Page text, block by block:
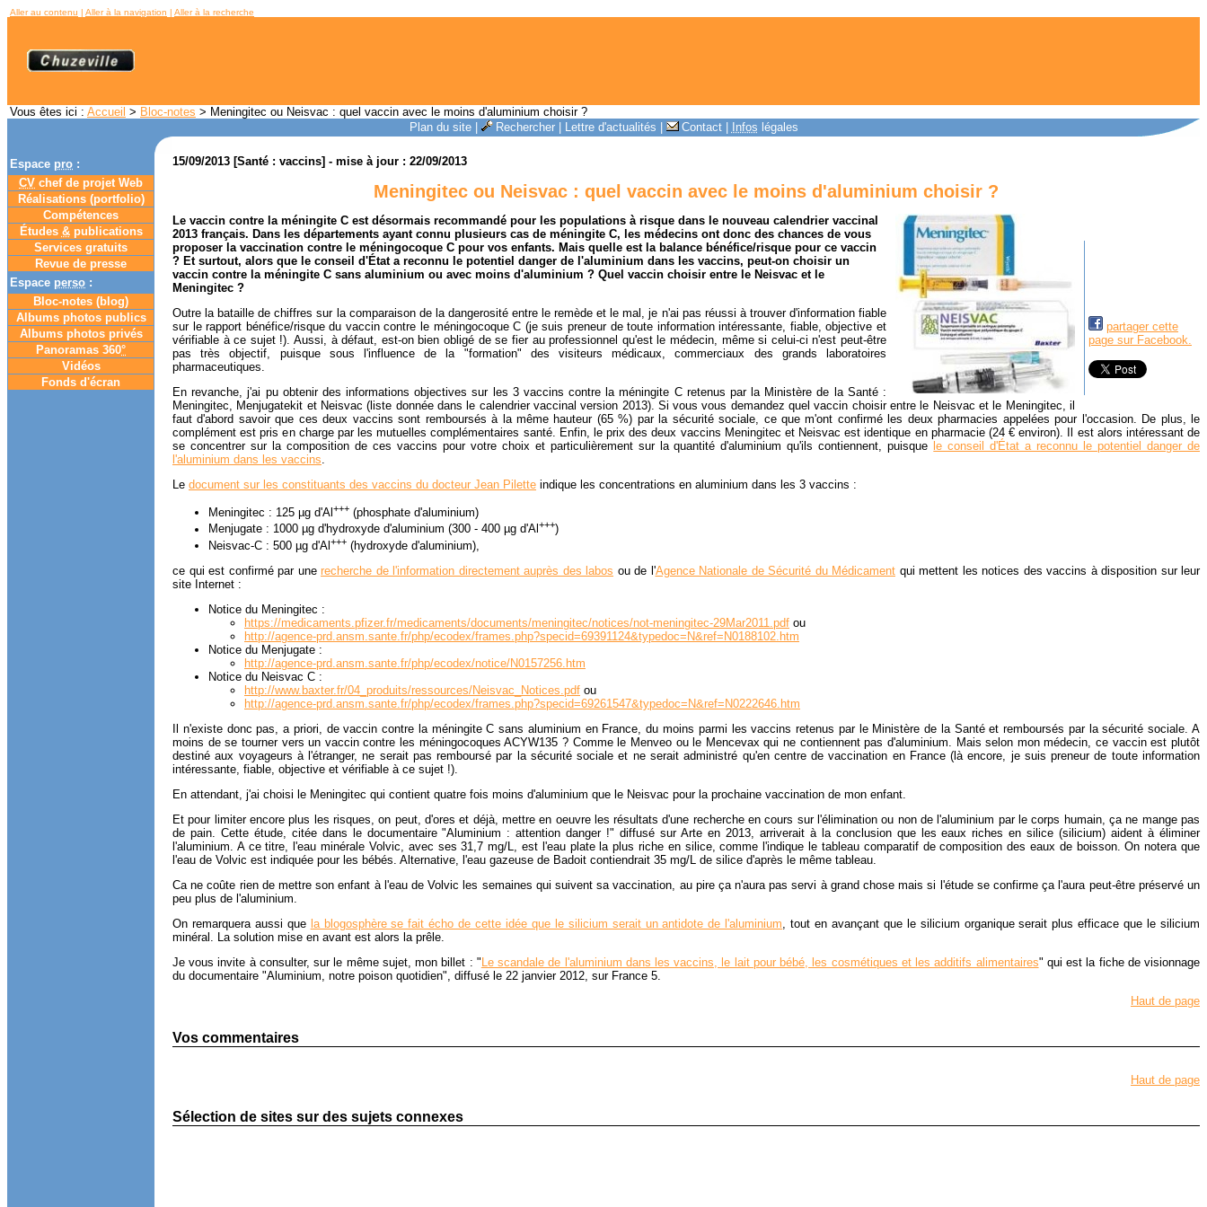
Aller au contenu | Aller à la navigation | Aller à la recherche
Vous êtes ici : Accueil > Bloc-notes > Meningitec ou Neisvac : quel vaccin avec le moins d'aluminium choisir ?
Plan du site| Rechercher| Lettre d'actualités Contact| Infos légales
Espace pro :
CV chef de projet Web
Réalisations (portfolio)
Compétences
Études &publications
Services gratuits
Revue de presse
Espace perso :
Bloc-notes (blog)
Albums photos publics
Albums photos privés
Panoramas 360°
Vidéos
Fonds d'écran
15/09/2013 [Santé : vaccins] - mise à jour : 22/09/2013
Meningitec ou Neisvac : quel vaccin avec le moins d'aluminium choisir ?
partager cette
page sur Facebook.
Le vaccin contre la méningite C est désormais recommandé pour les populations à risque dans le nouveau calendrier vaccinal
2013 français. Dans les départements ayant connu plusieurs cas de méningite C, les médecins ont donc des chances de vous
proposer la vaccination contre le méningocoque C pour vos enfants. Mais quelle est la balance bénéfice/risque pour ce vaccin
? Et surtout, alors que le conseil d'État a reconnu le potentiel danger de l'aluminium dans les vaccins, peut-on choisir un
vaccin contre la méningite C sans aluminium ou avec moins d'aluminium ? Quel vaccin choisir entre le Neisvac et le
Meningitec ?
Outre la bataille de chiffres sur la comparaison de la dangerosité entre le remède et le mal, je n'ai pas réussi à trouver d'information fiable
sur le rapport bénéfice/risque du vaccin contre le méningocoque C (je suis preneur de toute information intéressante, fiable, objective et
vérifiable à ce sujet !). Aussi, à défaut, est-on bien obligé de se fier au professionnel qu'est le médecin, même si celui-ci n'est peut-être
pas très objectif, puisque sous l'influence de la "formation" des visiteurs médicaux, commerciaux des grands laboratoires
pharmaceutiques.
En revanche, j'ai pu obtenir des informations objectives sur les 3 vaccins contre la méningite C retenus par la Ministère de la Santé :
Meningitec, Menjugatekit et Neisvac (liste donnée dans le calendrier vaccinal version 2013). Si vous vous demandez quel vaccin choisir entre le Neisvac et le Meningitec, il
faut d'abord savoir que ces deux vaccins sont remboursés à la même hauteur (65 %) par la sécurité sociale, ce que m'ont confirmé les deux pharmacies appelées pour l'occasion. De plus, le
complément est pris en charge par les mutuelles complémentaires santé. Enfin, le prix des deux vaccins Meningitec et Neisvac est identique en pharmacie (24 € environ). Il est alors intéressant de
se concentrer sur la composition de ces vaccins pour votre choix et particulièrement sur la quantité d'aluminium qu'ils contiennent, puisque le conseil d'État a reconnu le potentiel danger de
l'aluminium dans les vaccins.
Le document sur les constituants des vaccins du docteur Jean Pilette indique les concentrations en aluminium dans les 3 vaccins :
Meningitec : 125 µg d'Al +++ (phosphate d'aluminium)
Menjugate : 1000 µg d'hydroxyde d'aluminium (300 - 400 µg d'Al +++)
Neisvac-C : 500 µg d'Al +++ (hydroxyde d'aluminium),
ce qui est confirmé par une recherche de l'information directement auprès des labos ou de l'Agence Nationale de Sécurité du Médicament qui mettent les notices des vaccins à disposition sur leur
site Internet :
Notice du Meningitec :
https://medicaments.pfizer.fr/medicaments/documents/meningitec/notices/not-meningitec-29Mar2011.pdf ou
http://agence-prd.ansm.sante.fr/php/ecodex/frames.php?specid=69391124&typedoc=N&ref=N0188102.htm
Notice du Menjugate :
http://agence-prd.ansm.sante.fr/php/ecodex/notice/N0157256.htm
Notice du Neisvac C :
http://www.baxter.fr/04_produits/ressources/Neisvac_Notices.pdf ou
http://agence-prd.ansm.sante.fr/php/ecodex/frames.php?specid=69261547&typedoc=N&ref=N0222646.htm
Il n'existe donc pas, a priori, de vaccin contre la méningite C sans aluminium en France, du moins parmi les vaccins retenus par le Ministère de la Santé et remboursés par la sécurité sociale. A
moins de se tourner vers un vaccin contre les méningocoques ACYW135 ? Comme le Menveo ou le Mencevax qui ne contiennent pas d'aluminium. Mais selon mon médecin, ce vaccin est plutôt
destiné aux voyageurs à l'étranger, ne serait pas remboursé par la sécurité sociale et ne serait administré qu'en centre de vaccination en France (là encore, je suis preneur de toute information
intéressante, fiable, objective et vérifiable à ce sujet !).
En attendant, j'ai choisi le Meningitec qui contient quatre fois moins d'aluminium que le Neisvac pour la prochaine vaccination de mon enfant.
Et pour limiter encore plus les risques, on peut, d'ores et déjà, mettre en oeuvre les résultats d'une recherche en cours sur l'élimination ou non de l'aluminium par le corps humain, ça ne mange pas
de pain. Cette étude, citée dans le documentaire "Aluminium : attention danger !" diffusé sur Arte en 2013, arriverait à la conclusion que les eaux riches en silice (silicium) aident à éliminer
l'aluminium. A ce titre, l'eau minérale Volvic, avec ses 31,7 mg/L, est l'eau plate la plus riche en silice, comme l'indique le tableau comparatif de composition des eaux de boisson. On notera que
l'eau de Volvic est indiquée pour les bébés. Alternative, l'eau gazeuse de Badoit contiendrait 35 mg/L de silice d'après le même tableau.
Ca ne coûte rien de mettre son enfant à l'eau de Volvic les semaines qui suivent sa vaccination, au pire ça n'aura pas servi à grand chose mais si l'étude se confirme ça l'aura peut-être préservé un
peu plus de l'aluminium.
On remarquera aussi que la blogosphère se fait écho de cette idée que le silicium serait un antidote de l'aluminium, tout en avançant que le silicium organique serait plus efficace que le silicium
minéral. La solution mise en avant est alors la prêle.
Je vous invite à consulter, sur le même sujet, mon billet : " Le scandale de l'aluminium dans les vaccins, le lait pour bébé, les cosmétiques et les additifs alimentaires" qui est la fiche de visionnage
du documentaire "Aluminium, notre poison quotidien", diffusé le 22 janvier 2012, sur France 5.
Haut de page
Vos commentaires
Haut de page
Sélection de sites sur des sujets connexes